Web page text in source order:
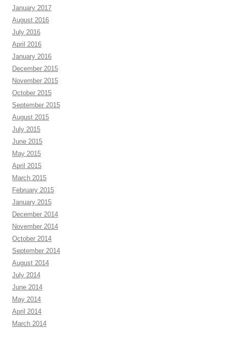
January 2017
August 2016
July 2016
April 2016
January 2016
December 2015
November 2015
October 2015
September 2015
August 2015
July 2015
June 2015
May 2015
April 2015
March 2015
February 2015
January 2015
December 2014
November 2014
October 2014
September 2014
August 2014
July 2014
June 2014
May 2014
April 2014
March 2014